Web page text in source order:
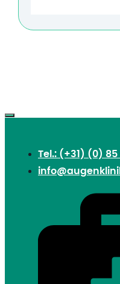
Tel.: (+31) (0) 85